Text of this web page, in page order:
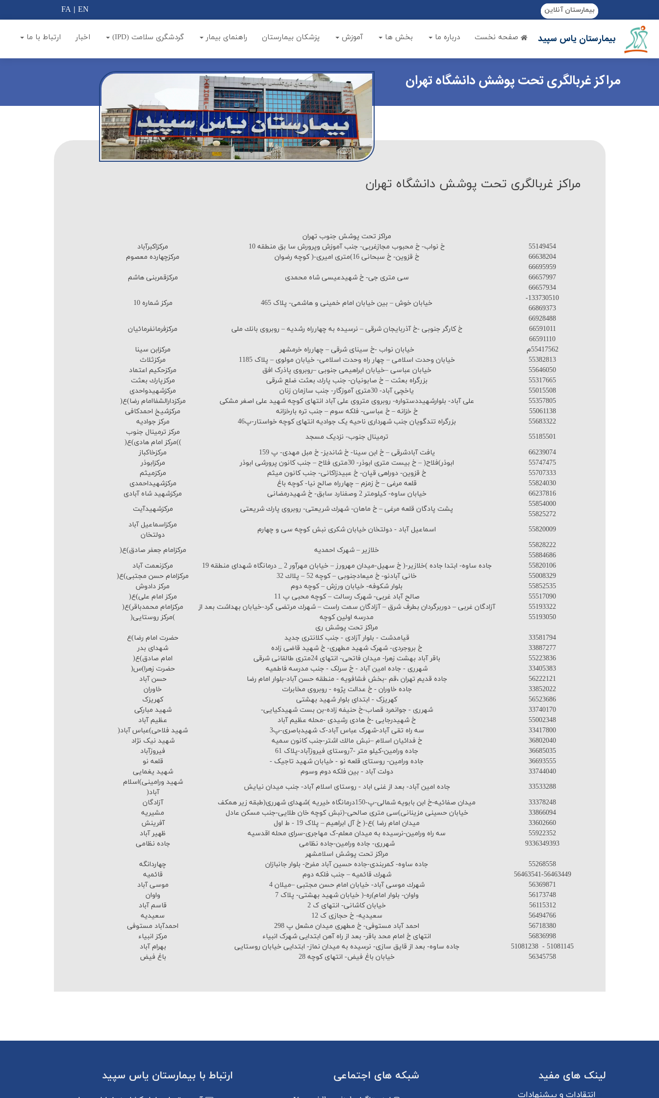
FA| EN بیمارستان آنلاین
بیمارستان یاس سپید صفحه نخست درباره ما بخش ها آموزش پزشکان بیمارستان راهنمای بیمار گردشگری سلامت (IPD) اخبار ارتباط با ما
مراکز غربالگری تحت پوشش دانشگاه تهران
مراکز غربالگری تحت پوشش دانشگاه تهران
مراکز تحت پوشش جنوب تهران
55149454
خ نواب- خ محبوب مجازغربی- جنب آموزش وپرورش سا بق منطقه 10
مركزاكبرآباد
66638204
خ قزوین- خ سبحانی 16)متری امیری-( كوچه رضوان
مركزچهارده معصوم
66695959
سی متری جی- خ شهیدعیسی شاه محمدی
مركزقمربنی هاشم
66657997
66657934
-133730510
خیابان خوش – بین خیابان امام خمینی و هاشمی- پلاک 465 مرکز شماره 10
66869373
66928488
خ کارگر جنوبی -خ آذربایجان شرقی – نرسیده به چهارراه رشدیه – روبروی بانك ملی
مركزفرمانفرمائیان
66591011
66591110
55417562م
خیابان نواب -خ سینای شرقی – چهارراه خرمشهر
مركزابن سینا
55382813
خیابان وحدت اسلامی – چهار راه وحدت اسلامی- خیابان مولوی – پلاک 1185
مركزثلاث
55646050
خیابان عباسی –خیابان ابراهیمی جنوبی –روبروی پاذرک افق
مركزحكیم اعتماد
55317665
بزرگراه بعثت – خ صابونیان- جنب پارك بعثت ضلع شرقی
مركزپارك بعثت
55015508
یاخچی آباد- 30متری آموزگار- جنب سازمان زنان
مركزشهیدواحدی
55357805
علی آباد- بلوارشهیددستواره- روبروی متروی علی آباد انتهای کوچه شهید علی اصغر مشكی
مركزدارالشفاامام رضا)ع(
55061138
خ خزانه – خ عباسی- فلكه سوم – جنب تره بارخزانه
مركزشیخ احمدكافی
55683322
بزرگراه تندگویان جنب شهرداری ناحیه یک جوادیه انتهای کوچه خواستار-پ46
مرکز جوادیه
55185501
ترمینال جنوب- نزدیک مسجد
مرکز ترمینال جنوب
)مركز امام هادی)ع((
66239074
یافت آبادشرقی – خ ابن سینا- خ شاندیز- خ مبل مهدی- پ 159
مركزخاكباز
55747475
ابوذر)فلاح( – خ بیست متری ابوذر- 30متری فلاح – جنب كانون پرورشی ابوذر
مركزابوذر
55707333
خ قزوین- دوراهی قپان- خ عبیدزاكانی- جنب كانون میثم
مركزمیثم
55824030
قلعه مرغی – خ زمزم – چهارراه صالح نیا- كوچه باغ
مركزشهیداحمدی
66237816
خیابان ساوه- كیلومتر 2 وصفنارد سابق- خ شهیدرمضانی
مركزشهید شاه آبادی
55854000
پشت پادگان قلعه مرغی – خ ماهان- شهرك شریعتی- روبروی پارك شریعتی مركزشهیدآیت
55825272
55820009
اسماعیل آباد - دولتخان خیابان شکری نبش کوچه سی و چهارم
مركزاسماعیل آباد
دولتخان
55828222
خلازیر – شهرک احمدیه مركزامام جعفر صادق)ع(
55884686
55820106
جاده ساوه- ابتدا جاده )خلازیر-( خ سهیل-میدان مهرورز – خیابان مهرآور 2 _ درمانگاه شهدای منطقه 19
مركزنعمت آباد
55008329
خانی آبادنو- خ میعادجنوبی – كوچه 52 – پلاك 32
مركزامام حسن مجتبی)ع(
55852535
بلوار شکوفه- خیابان ورزش – کوچه دوم
مرکز دادوش
55517090
صالح آباد غربی- شهرک رسالت – کوچه محبی پ 11
مرکز امام علی)ع(
55193322
آزادگان غربی – دوربرگردان بطرف شرق – آزادگان سمت راست – شهرك مرتضی گرد-خیابان بهداشت بعد از
مدرسه اولین کوچه
مرکزامام محمدباقر)ع(
55193050
)مرکز روستایی(
مراکز تحت پوشش ری
33581794
قیامدشت - بلوار آزادی - جنب کلانتری جدید
حضرت امام رضا)ع
33887277
خ بروجردی- شهرک شهید مطهری- خ شهید قاضی زاده
شهدای بدر
55223836
باقر آباد بهشت زهرا- میدان فاتحی- انتهای 24متری طالقانی شرقی
امام صادق)ع(
33405383
شهرری - جاده امین آباد - خ سرلک - جنب مدرسه فاطمیه
حضرت زهرا)س(
56222121
جاده قدیم تهران ،قم -بخش فشافویه - منطقه حسن آباد-بلوار امام رضا
حسن آباد
33852022
جاده خاوران - خ عدالت پژوه - روبروی مخابرات
خاوران
56523686
کهریزک - ابتدای بلوار شهید بهشتی
کهریزک
33740170
شهرری - جوانمرد قصاب-خ حنیفه زاده-بن بست شهیدکیایی-
شهید مبارکی
55002348
خ شهیدرجایی -خ هادی رشیدی -محله عظیم آباد
عظیم آباد
33417800
سه راه تقی آباد-شهرک عباس آباد-ک شهیدباصری-پ3
شهید فلاحی)عباس آباد(
36802040
خ فدائیان اسلام –نبش مالك اشتر-جنب كانون سمیه
شهید نیک نژاد
36685035
جاده ورامین-كیلو متر -7روستای فیروزآباد-پلاک 61
فیروزآباد
36693555
جاده ورامین- روستای قلعه نو - خیابان شهید تاجیک -
قلعه نو
33744040
دولت آباد - بین فلكه دوم وسوم
شهید یغمایی
33533288
جاده امین آباد- بعد از غنی اباد - روستای اسلام آباد- جنب میدان نیایش
شهید ورامینی)اسلام
آباد(
33378248
میدان صفائیه-خ ابن بابویه شمالی-پ-150درمانگاه خیریه )شهدای شهرری(طبقه زیر همکف
آزادگان
33866094
خیابان حسینی مزینانی)سی متری صالحی-(نبش کوچه خان طلایی-جنب مسکن عادل
مشیریه
33602660
میدان امام رضا )ع-( خ آل ابراهیم – پلاک 19 - ط اول
آفرینش
55922352
سه راه ورامین-نرسیده به میدان معلم-ک مهاجری-سرای محله اقدسیه
ظهیر آباد
9336349393
شهرری- جاده ورامین-جاده نظامی
جاده نظامی
مراکز تحت پوشش اسلامشهر
55268558
جاده ساوه- کمربندی-جاده حسین آباد مفرح- بلوار جانبازان
چهاردانگه
56463541-56463449
شهرك قائمیه – جنب فلكه دوم
قائمیه
56369871
شهرك موسی آباد- خیابان امام حسن مجتبی –میلان 4
موسی آباد
56173748
واوان- بلوار امام)ره-( خیابان شهید بهشتی- پلاک 7
واوان
56115312
خیابان کاشانی- انتهای ک 2
قاسم آباد
56494766
سعیدیه- خ حجازی ک 12
سعیدیه
56718380
احمد آباد مستوفی- خ مطهری میدان مشعل پ 298
احمدآباد مستوفی
56836998
انتهای خ امام محد باقر- بعد از راه آهن ابتدایی شهرک انبیاء
مرکز انبیاء
51081238 - 51081145
جاده ساوه- بعد از قایق سازی- نرسیده به میدان نماز- ابتدایی خیابان روستایی
بهرام آباد
56345758
خیابان باغ فیض- انتهای کوچه 28 باغ فیض
لینک های مفید
انتقادات و پیشنهادات
شبکه های اجتماعی ارتباط با بیمارستان یاس سپید